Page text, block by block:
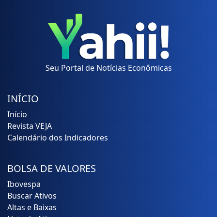
Seu Portal de Notícias Econômicas
INÍCIO
Início
Revista VEJA
Calendário dos Indicadores
BOLSA DE VALORES
Ibovespa
Buscar Ativos
Altas e Baixas